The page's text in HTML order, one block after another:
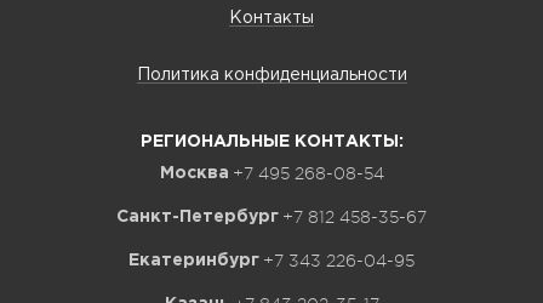
Контакты
Политика конфиденциальности
РЕГИОНАЛЬНЫЕ КОНТАКТЫ:
Москва +7 495 268-08-54
Санкт-Петербург +7 812 458-35-67
Екатеринбург +7 343 226-04-95